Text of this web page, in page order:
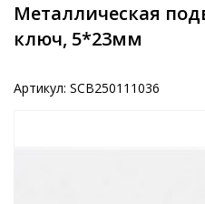
Металлическая
ключ, 5*23мм
Артикул: SCB250111036